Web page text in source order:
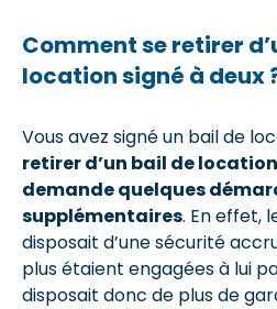
Comment se retirer
location signé à deux
Vous avez signé un bail de
retirer d’un bail de
demande quelques
supplémentaires. En effet,
disposait d’une sécurité
plus étaient engagées à lui
disposait donc de plus de